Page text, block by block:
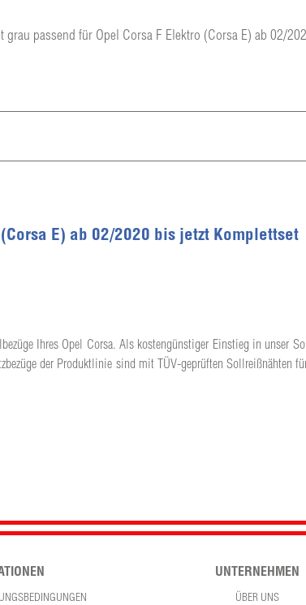
grau passend für Opel Corsa F Elektro (Corsa E) ab 02/
E) ab 02/2020 bis jetzt Komplettset
Ihres Opel Corsa. Als kostengünstiger Einstieg in unser
der Produktlinie sind mit TÜV-geprüften Sollreißnähten
UNTERNEHMEN
ÜBER UNS